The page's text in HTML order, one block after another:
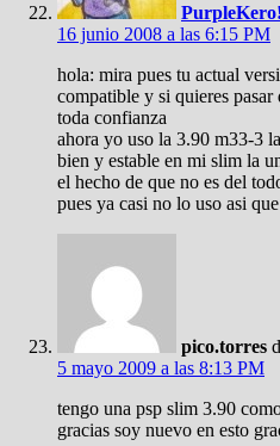
16 junio 2008 a las 6:15 PM
hola: mira pues tu actual
compatible y si quieres
toda confianza
ahora yo uso la 3.90 m33-3
bien y estable en mi slim la
el hecho de que no es del
pues ya casi no lo uso asi
pico.torres
5 mayo 2009 a las 8:13 PM
tengo una psp slim 3.90
gracias soy nuevo en esto